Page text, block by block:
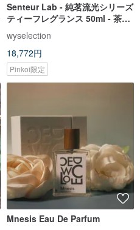
Senteur Lab - 純茗流光シリーズ
ティーフレグランス 50ml - 茶園
wyselection
18,772円
Pinkoi限定
Mnesis Eau De Parfum